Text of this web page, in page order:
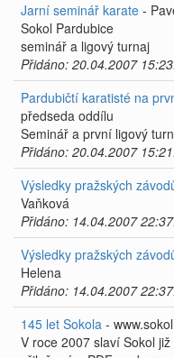
Jarní seminář karate -
Sokol Pardubice
seminář a ligový turnaj
Přidáno: 20.04.2007
Pardubičtí karatisté na
předseda oddílu
Seminář a první ligový
Přidáno: 20.04.2007
Výsledky pražských
Vaňková
Přidáno: 14.04.2007
Výsledky pražských
Helena
Přidáno: 14.04.2007
145 let Sokola -
V roce 2007 slaví Sokol